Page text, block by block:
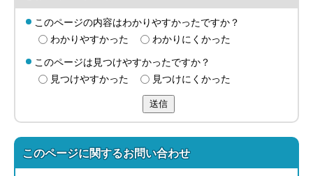
このページの内容はわかりやすかったですか？
わかりやすかった
わかりにくかった
このページは見つけやすかったですか？
見つけやすかった
見つけにくかった
送信
このページに関するお問い合わせ